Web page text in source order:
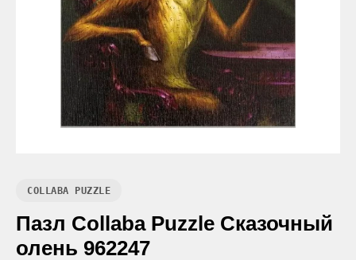
COLLABA PUZZLE
Пазл Collaba Puzzle Сказочный
олень 962247